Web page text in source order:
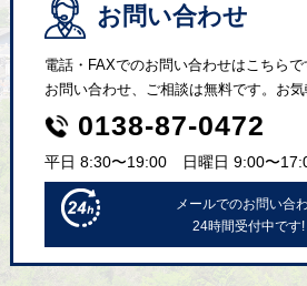
お問い合わせ
電話・FAXでのお問い合わせはこちらで
お問い合わせ、ご相談は無料です。お気
0138-87-0472
平日 8:30〜19:00 日曜日 9:00〜
メールでのお問い合
24時間受付中です!